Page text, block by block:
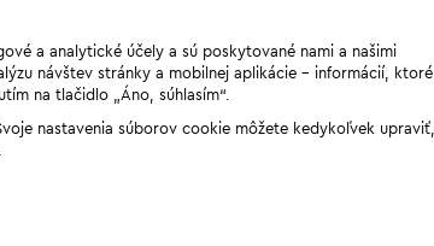
a analytické účely a sú poskytované nami a našimi
návštev stránky a mobilnej aplikácie - informácií, ktoré
na tlačidlo „Áno, súhlasím“.
nastavenia súborov cookie môžete kedykoľvek upraviť,